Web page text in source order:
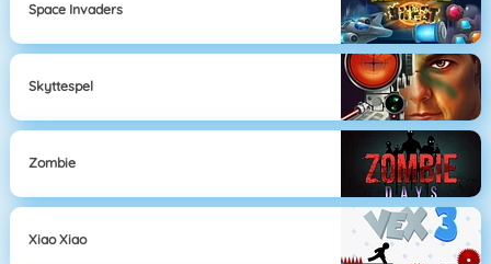
Space Invaders
Skyttespel
Zombie
Xiao Xiao